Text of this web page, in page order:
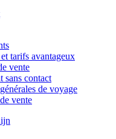
tarifs avantageux
vente
sans contact
de voyage
vente